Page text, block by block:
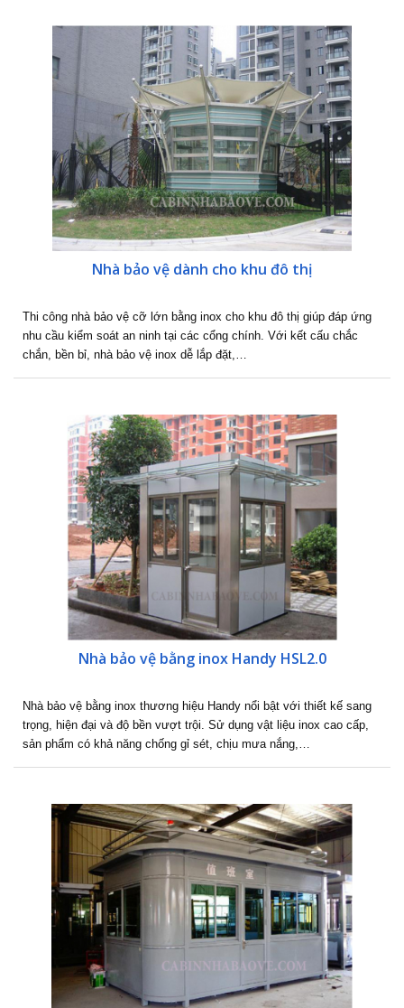
Nhà bảo vệ dành cho khu đô thị
Thi công nhà bảo vệ cỡ lớn bằng inox cho khu đô thị giúp đáp ứng
nhu cầu kiểm soát an ninh tại các cổng chính. Với kết cấu chắc
chắn, bền bỉ, nhà bảo vệ inox dễ lắp đặt,…
Nhà bảo vệ bằng inox Handy HSL2.0
Nhà bảo vệ bằng inox thương hiệu Handy nổi bật với thiết kế sang
trọng, hiện đại và độ bền vượt trội. Sử dụng vật liệu inox cao cấp,
sản phẩm có khả năng chống gỉ sét, chịu mưa nắng,…